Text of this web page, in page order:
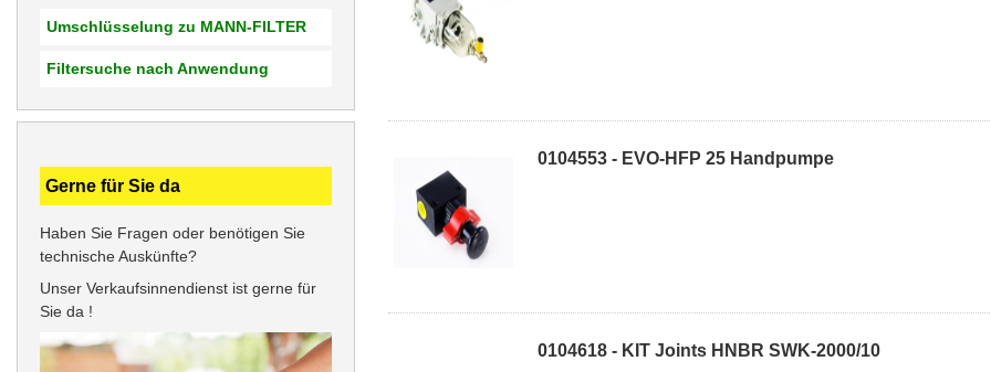
Umschlüsselung zu MANN-FILTER
Filtersuche nach Anwendung
Gerne für Sie da
Haben Sie Fragen oder benötigen Sie
technische Auskünfte?
Unser Verkaufsinnendienst ist gerne für
Sie da !
0104553 - EVO-HFP 25 Handpumpe
0104618 - KIT Joints HNBR SWK-2000/10